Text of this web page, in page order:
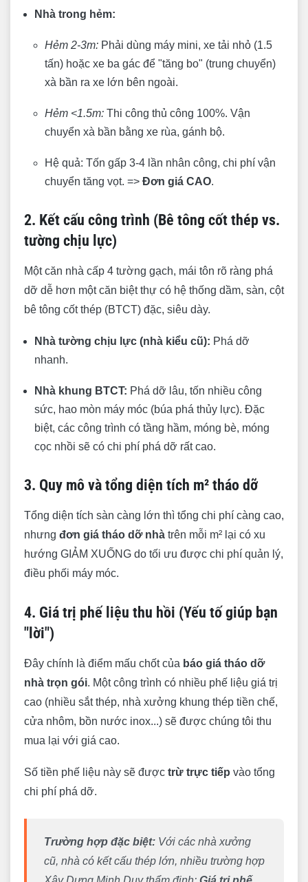
Nhà trong hẻm:
Hẻm 2-3m: Phải dùng máy mini, xe tải nhỏ (1.5
tấn) hoặc xe ba gác để "tăng bo" (trung chuyển)
xà bần ra xe lớn bên ngoài.
Hẻm <1.5m: Thi công thủ công 100%. Vận
chuyển xà bần bằng xe rùa, gánh bộ.
Hệ quả: Tốn gấp 3-4 lần nhân công, chi phí vận
chuyển tăng vọt. => Đơn giá CAO.
2. Kết cấu công trình (Bê tông cốt thép vs.
tường chịu lực)
Một căn nhà cấp 4 tường gạch, mái tôn rõ ràng phá
dỡ dễ hơn một căn biệt thự có hệ thống dầm, sàn, cột
bê tông cốt thép (BTCT) đặc, siêu dày.
Nhà tường chịu lực (nhà kiểu cũ): Phá dỡ
nhanh.
Nhà khung BTCT: Phá dỡ lâu, tốn nhiều công
sức, hao mòn máy móc (búa phá thủy lực). Đặc
biệt, các công trình có tầng hầm, móng bè, móng
cọc nhồi sẽ có chi phí phá dỡ rất cao.
3. Quy mô và tổng diện tích m² tháo dỡ
Tổng diện tích sàn càng lớn thì tổng chi phí càng cao,
nhưng đơn giá tháo dỡ nhà trên mỗi m² lại có xu
hướng GIẢM XUỐNG do tối ưu được chi phí quản lý,
điều phối máy móc.
4. Giá trị phế liệu thu hồi (Yếu tố giúp bạn
"lời")
Đây chính là điểm mấu chốt của báo giá tháo dỡ
nhà trọn gói. Một công trình có nhiều phế liệu giá trị
cao (nhiều sắt thép, nhà xưởng khung thép tiền chế,
cửa nhôm, bồn nước inox...) sẽ được chúng tôi thu
mua lại với giá cao.
Số tiền phế liệu này sẽ được trừ trực tiếp vào tổng
chi phí phá dỡ.
Trường hợp đặc biệt: Với các nhà xưởng
cũ, nhà có kết cấu thép lớn, nhiều trường hợp